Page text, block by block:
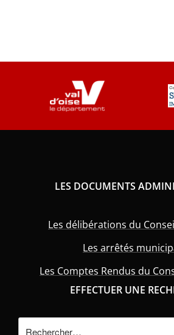
LES DOCUMENTS
Les délibérations du
Les arrêtés
Les Comptes Rendus du
EFFECTUER UNE